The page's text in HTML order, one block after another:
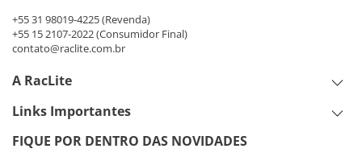
+55 31 98019-4225(Revenda)
+55 15 2107-2022(Consumidor Final)
contato@raclite.com.br
A RacLite
Links Importantes
FIQUE POR DENTRO DAS NOVIDADES